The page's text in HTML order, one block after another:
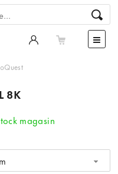
8K
magasin